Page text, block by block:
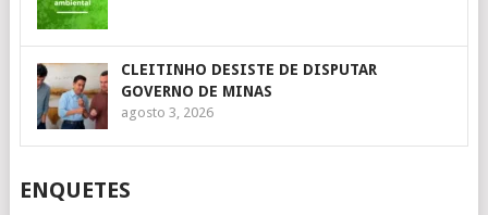
CLEITINHO DESISTE DE DISPUTAR
GOVERNO DE MINAS
agosto 3, 2026
ENQUETES